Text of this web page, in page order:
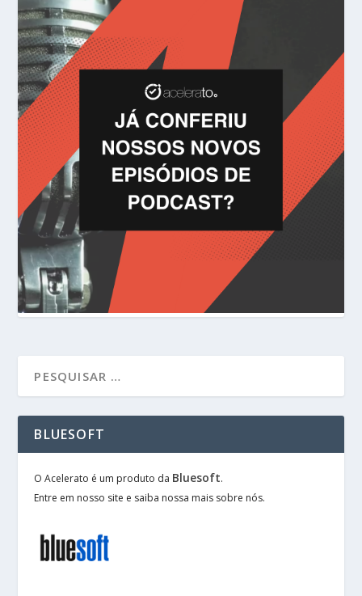
BLUESOFT
O Acelerato é um produto da Bluesoft.
Entre em nosso site e saiba nossa mais sobre nós.